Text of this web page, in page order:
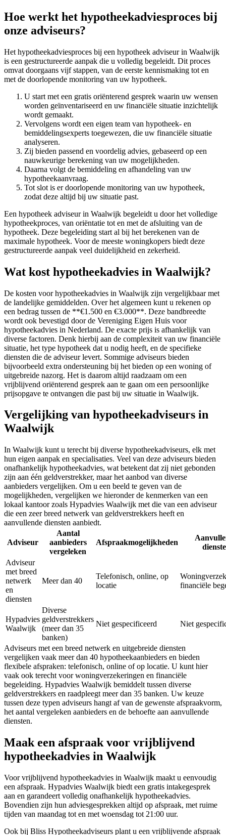
Hoe werkt het hypotheekadviesproces bij
onze adviseurs?
Het hypotheekadviesproces bij een hypotheek adviseur in Waalwijk
is een gestructureerde aanpak die u volledig begeleidt. Dit proces
omvat doorgaans vijf stappen, van de eerste kennismaking tot en
met de doorlopende monitoring van uw hypotheek.
U start met een gratis oriënterend gesprek waarin uw wensen
worden geïnventariseerd en uw financiële situatie inzichtelijk
wordt gemaakt.
Vervolgens wordt een eigen team van hypotheek- en
bemiddelingsexperts toegewezen, die uw financiële situatie
analyseren.
Zij bieden passend en voordelig advies, gebaseerd op een
nauwkeurige berekening van uw mogelijkheden.
Daarna volgt de bemiddeling en afhandeling van uw
hypotheekaanvraag.
Tot slot is er doorlopende monitoring van uw hypotheek,
zodat deze altijd bij uw situatie past.
Een hypotheek adviseur in Waalwijk begeleidt u door het volledige
hypotheekproces, van oriëntatie tot en met de afsluiting van de
hypotheek. Deze begeleiding start al bij het berekenen van de
maximale hypotheek. Voor de meeste woningkopers biedt deze
gestructureerde aanpak veel duidelijkheid en zekerheid.
Wat kost hypotheekadvies in Waalwijk?
De kosten voor hypotheekadvies in Waalwijk zijn vergelijkbaar met
de landelijke gemiddelden. Over het algemeen kunt u rekenen op
een bedrag tussen de **€1.500 en €3.000**. Deze bandbreedte
wordt ook bevestigd door de Vereniging Eigen Huis voor
hypotheekadvies in Nederland. De exacte prijs is afhankelijk van
diverse factoren. Denk hierbij aan de complexiteit van uw financiële
situatie, het type hypotheek dat u nodig heeft, en de specifieke
diensten die de adviseur levert. Sommige adviseurs bieden
bijvoorbeeld extra ondersteuning bij het bieden op een woning of
uitgebreide nazorg. Het is daarom altijd raadzaam om een
vrijblijvend oriënterend gesprek aan te gaan om een persoonlijke
prijsopgave te ontvangen die past bij uw situatie in Waalwijk.
Vergelijking van hypotheekadviseurs in
Waalwijk
In Waalwijk kunt u terecht bij diverse hypotheekadviseurs, elk met
hun eigen aanpak en specialisaties. Veel van deze adviseurs bieden
onafhankelijk hypotheekadvies, wat betekent dat zij niet gebonden
zijn aan één geldverstrekker, maar het aanbod van diverse
aanbieders vergelijken. Om u een beeld te geven van de
mogelijkheden, vergelijken we hieronder de kenmerken van een
lokaal kantoor zoals Hypadvies Waalwijk met die van een adviseur
die een zeer breed netwerk van geldverstrekkers heeft en
aanvullende diensten aanbiedt.
Adviseur
Aantal
aanbieders
vergeleken
Afspraakmogelijkheden
Adviseur
met breed
netwerk
en
diensten
Meer dan 40
Telefonisch, online, op
locatie
financiële
Hypadvies
Waalwijk
Diverse
geldverstrekkers
(meer dan 35
banken)
Niet gespecificeerd Niet
Adviseurs met een breed netwerk en uitgebreide diensten
vergelijken vaak meer dan 40 hypotheekaanbieders en bieden
flexibele afspraken: telefonisch, online of op locatie. U kunt hier
vaak ook terecht voor woningverzekeringen en financiële
begeleiding. Hypadvies Waalwijk bemiddelt tussen diverse
geldverstrekkers en raadpleegt meer dan 35 banken. Uw keuze
tussen deze typen adviseurs hangt af van de gewenste afspraakvorm,
het aantal vergeleken aanbieders en de behoefte aan aanvullende
diensten.
Maak een afspraak voor vrijblijvend
hypotheekadvies in Waalwijk
Voor vrijblijvend hypotheekadvies in Waalwijk maakt u eenvoudig
een afspraak. Hypadvies Waalwijk biedt een gratis intakegesprek
aan en garandeert volledig onafhankelijk hypotheekadvies.
Bovendien zijn hun adviesgesprekken altijd op afspraak, met ruime
tijden van maandag tot en met woensdag tot 21:00 uur.
Ook bij Bliss Hypotheekadviseurs plant u een vrijblijvende afspraak